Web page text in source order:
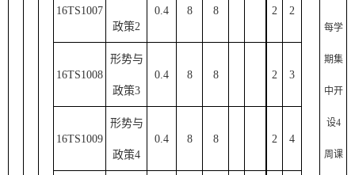
每学
期集
中开
设4
周课
16TS1007
政策2
0.4 8 8 2 2
16TS1008
形势与
政策3
0.4 8 8 2 3
16TS1009
形势与
政策4
0.4 8 8 2 4